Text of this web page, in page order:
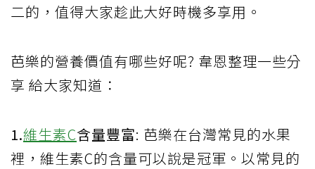
二的，值得大家趁此大好時機多享用。
芭樂的營養價值有哪些好呢? 韋恩整理一些分
享 給大家知道：
1.維生素C含量豐富: 芭樂在台灣常見的水果
裡，維生素C的含量可以說是冠軍。以常見的